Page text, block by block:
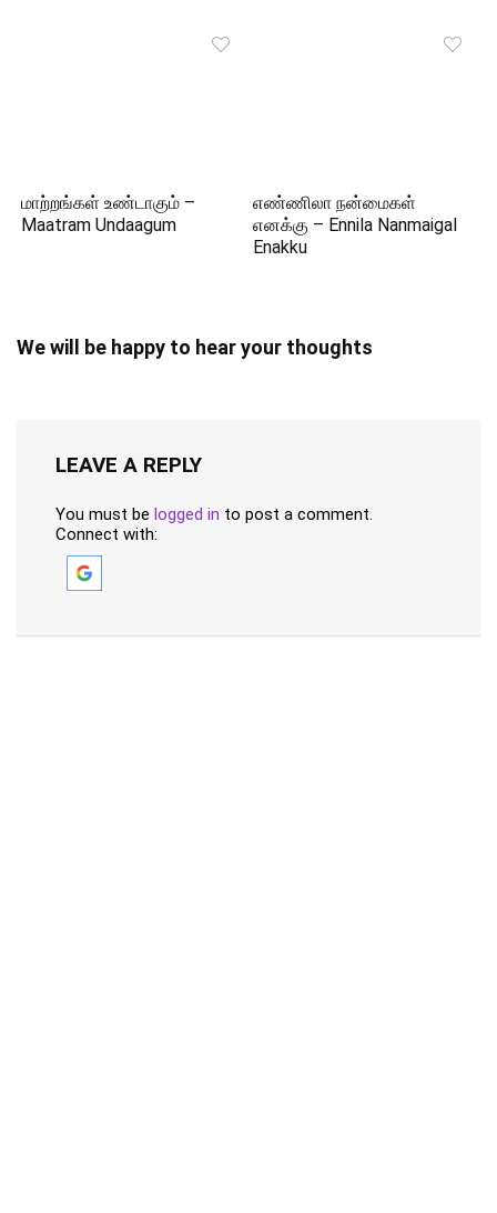
மாற்றங்கள் உண்டாகும் –
Maatram Undaagum
எண்ணிலா நன்மைகள்
எனக்கு – Ennila Nanmaigal
Enakku
We will be happy to hear your thoughts
LEAVE A REPLY
You must be logged in to post a comment.
Connect with: